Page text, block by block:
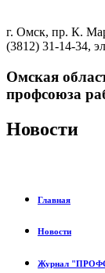
г. Омск, пр. К.
(3812) 31-14-34,
Омская
профсоюза
Новости
Главная
Новости
Журнал